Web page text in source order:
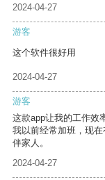
2024-04-27
游客
这个软件很好用
2024-04-27
游客
这款app让我的工作效
我以前经常加班，现
伴家人。
2024-04-27